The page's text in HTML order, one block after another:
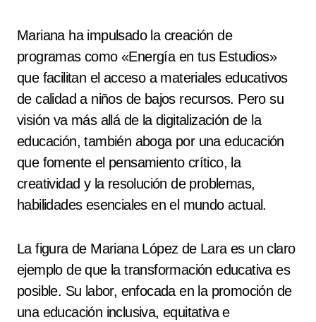
Mariana ha impulsado la creación de
programas como «Energía en tus Estudios»
que facilitan el acceso a materiales educativos
de calidad a niños de bajos recursos. Pero su
visión va más allá de la digitalización de la
educación, también aboga por una educación
que fomente el pensamiento crítico, la
creatividad y la resolución de problemas,
habilidades esenciales en el mundo actual.
La figura de Mariana López de Lara es un claro
ejemplo de que la transformación educativa es
posible. Su labor, enfocada en la promoción de
una educación inclusiva, equitativa e